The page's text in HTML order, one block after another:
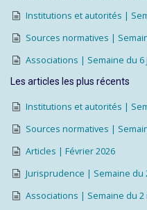
Institutions et autorités |
Sources normatives |
Associations | Semaine du 6
Les articles les plus récents
Institutions et autorités |
Sources normatives |
Articles | Février 2026
Jurisprudence | Semaine du
Associations | Semaine du 2